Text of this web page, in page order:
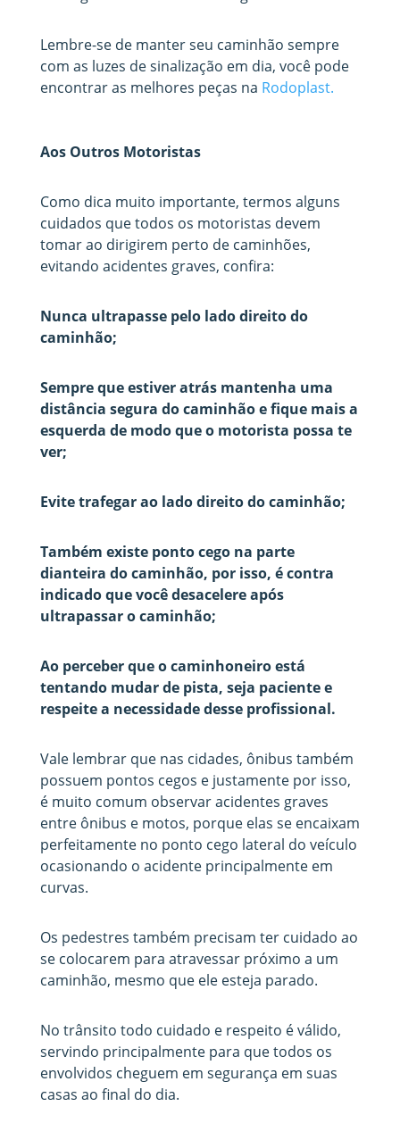
Lembre-se de manter seu caminhão sempre
com as luzes de sinalização em dia, você pode
encontrar as melhores peças na Rodoplast.
Aos Outros Motoristas
Como dica muito importante, termos alguns
cuidados que todos os motoristas devem
tomar ao dirigirem perto de caminhões,
evitando acidentes graves, confira:
Nunca ultrapasse pelo lado direito do
caminhão;
Sempre que estiver atrás mantenha uma
distância segura do caminhão e fique mais a
esquerda de modo que o motorista possa te
ver;
Evite trafegar ao lado direito do caminhão;
Também existe ponto cego na parte
dianteira do caminhão, por isso, é contra
indicado que você desacelere após
ultrapassar o caminhão;
Ao perceber que o caminhoneiro está
tentando mudar de pista, seja paciente e
respeite a necessidade desse profissional.
Vale lembrar que nas cidades, ônibus também
possuem pontos cegos e justamente por isso,
é muito comum observar acidentes graves
entre ônibus e motos, porque elas se encaixam
perfeitamente no ponto cego lateral do veículo
ocasionando o acidente principalmente em
curvas.
Os pedestres também precisam ter cuidado ao
se colocarem para atravessar próximo a um
caminhão, mesmo que ele esteja parado.
No trânsito todo cuidado e respeito é válido,
servindo principalmente para que todos os
envolvidos cheguem em segurança em suas
casas ao final do dia.